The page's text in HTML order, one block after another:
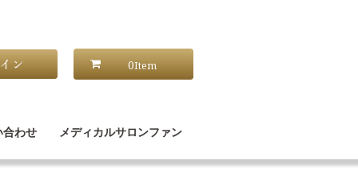
0Item
わせ メディカルサロンファン